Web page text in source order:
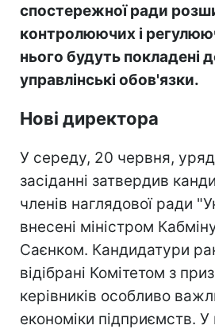
спостережної ради
контролюючих і
нього будуть покладені
управлінські обов'язки.
Нові директора
У середу, 20 червня,
засіданні затвердив
членів наглядової ради
внесені міністром
Саєнком. Кандидатури
відібрані Комітетом з
керівників особливо
економіки підприємств. У